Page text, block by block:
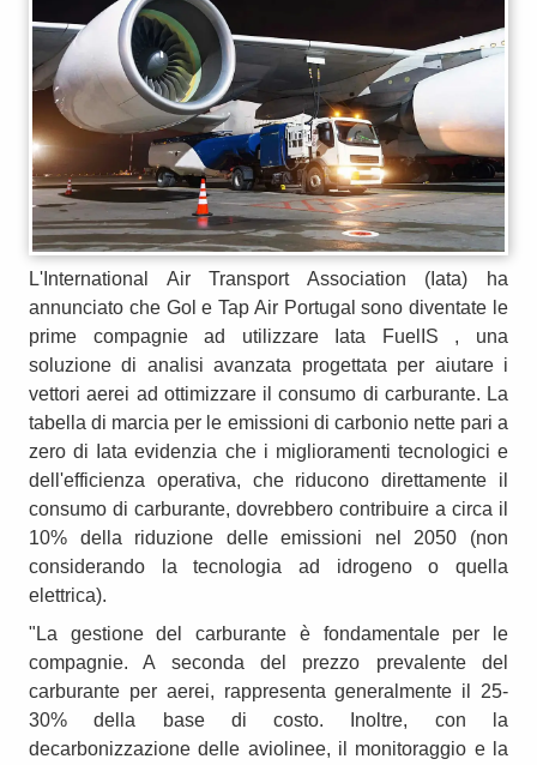
L'International Air Transport Association (Iata) ha
annunciato che Gol e Tap Air Portugal sono diventate le
prime compagnie ad utilizzare Iata FuelIS , una
soluzione di analisi avanzata progettata per aiutare i
vettori aerei ad ottimizzare il consumo di carburante. La
tabella di marcia per le emissioni di carbonio nette pari a
zero di Iata evidenzia che i miglioramenti tecnologici e
dell'efficienza operativa, che riducono direttamente il
consumo di carburante, dovrebbero contribuire a circa il
10% della riduzione delle emissioni nel 2050 (non
considerando la tecnologia ad idrogeno o quella
elettrica).
"La gestione del carburante è fondamentale per le
compagnie. A seconda del prezzo prevalente del
carburante per aerei, rappresenta generalmente il 25-
30% della base di costo. Inoltre, con la
decarbonizzazione delle aviolinee, il monitoraggio e la